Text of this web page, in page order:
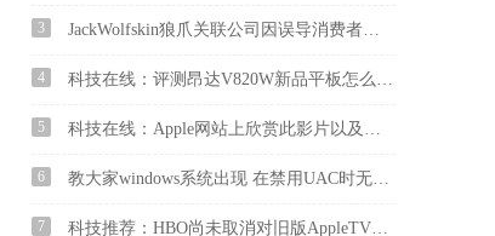
3 JackWolfskin狼爪关联公司因误导消费者被罚20万 将夹克服宣传为冲锋衣
4 科技在线：评测昂达V820W新品平板怎么样及酷比魔方T8旗舰版多少钱
5 科技在线：Apple网站上欣赏此影片以及其他AppleWatch电影和广告
6 教大家windows系统出现 在禁用UAC时无法激活此应用怎么办?
7 科技推荐：HBO尚未取消对旧版AppleTV的流媒体支持